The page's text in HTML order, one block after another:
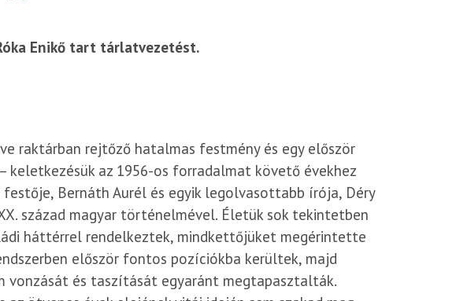
Enikő tart tárlatvezetést.
raktárban rejtőző hatalmas festmény és egy először
az 1956-os forradalmat követő évekhez
Bernáth Aurél és egyik legolvasottabb írója, Déry
század magyar történelmével. Életük sok tekintetben
háttérrel rendelkeztek, mindkettőjüket megérintette
először fontos pozíciókba kerültek, majd
és taszítását egyaránt megtapasztalták.